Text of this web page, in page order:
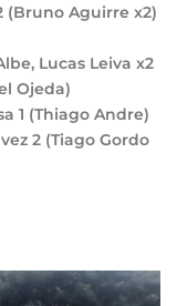
(Bruno Aguirre x2)
Lucas Leiva x2
Ojeda)
1 (Thiago Andre)
2 (Tiago Gordo